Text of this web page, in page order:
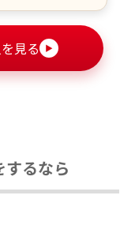
見る ▶
するなら